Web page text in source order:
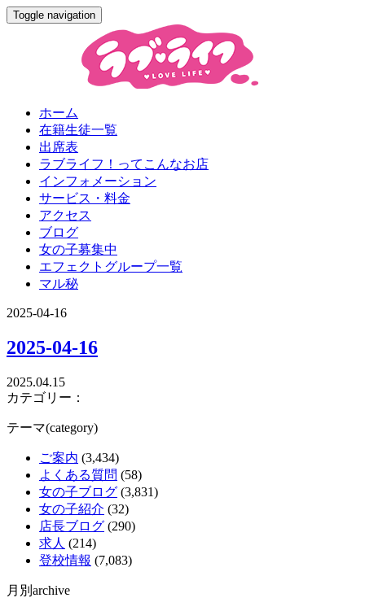
Toggle navigation
ホーム
在籍生徒一覧
出席表
ラブライフ！ってこんなお店
インフォメーション
サービス・料金
アクセス
ブログ
女の子募集中
エフェクトグループ一覧
マル秘
2025-04-16
2025-04-16
2025.04.15
カテゴリー：
テーマ(category)
ご案内 (3,434)
よくある質問 (58)
女の子ブログ (3,831)
女の子紹介 (32)
店長ブログ (290)
求人 (214)
登校情報 (7,083)
月別archive